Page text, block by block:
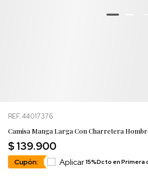
REF. 44017376
Camisa Manga Larga Con Charretera
$ 139.900
Cupón: Aplicar15%Dcto en Primera